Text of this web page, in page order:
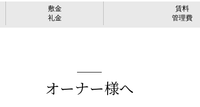
敷金
礼金
賃料
管理費
オーナー様へ